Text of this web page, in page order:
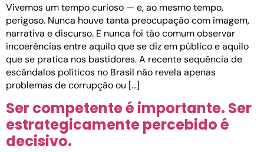
Vivemos um tempo curioso — e, ao mesmo tempo,
perigoso. Nunca houve tanta preocupação com imagem,
narrativa e discurso. E nunca foi tão comum observar
incoerências entre aquilo que se diz em público e aquilo
que se pratica nos bastidores. A recente sequência de
escândalos políticos no Brasil não revela apenas
problemas de corrupção ou […]
Ser competente é importante. Ser
estrategicamente percebido é
decisivo.